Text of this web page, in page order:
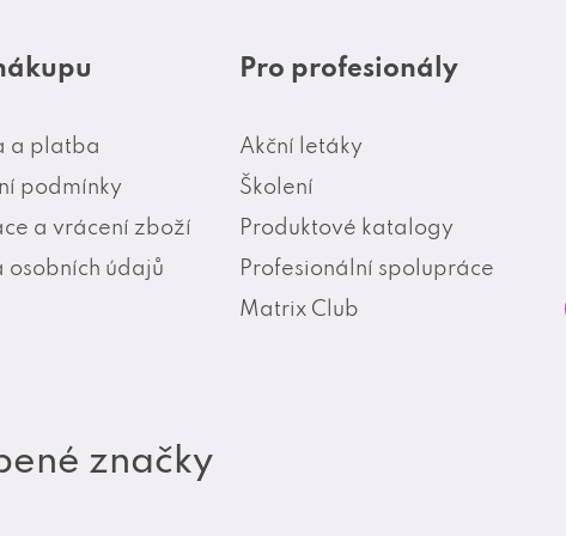
a platba
podmínky
a vrácení zboží
osobních údajů
Pro profesionály
Akční letáky
Školení
Produktové katalogy
Profesionální spolupráce
Matrix Club
značky